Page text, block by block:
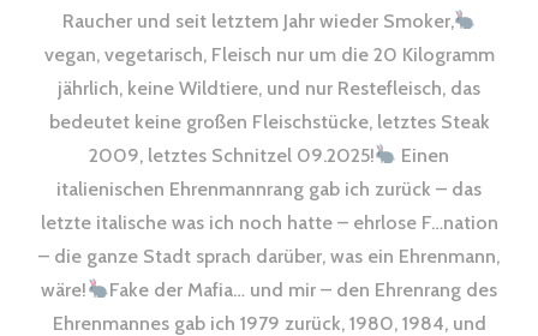
Raucher und seit letztem Jahr wieder Smoker,
vegan, vegetarisch, Fleisch nur um die 20 Kilogramm
jährlich, keine Wildtiere, und nur Restefleisch, das
bedeutet keine großen Fleischstücke, letztes Steak
2009, letztes Schnitzel 09.2025!
Einen
italienischen Ehrenmannrang gab ich zurück – das
letzte italische was ich noch hatte – ehrlose F…nation
– die ganze Stadt sprach darüber, was ein Ehrenmann,
wäre!
Fake der Mafia… und mir – den Ehrenrang des
Ehrenmannes gab ich 1979 zurück, 1980, 1984, und